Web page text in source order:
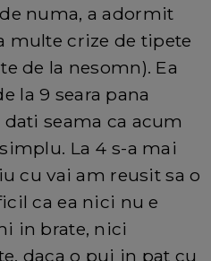
numa, a adormit
multe crize de tipete
de la nesomn). Ea
la 9 seara pana
seama ca acum
La 4 s-a mai
cu vai am reusit sa o
ca ea nici nu e
in brate, nici
daca o pui in pat cu